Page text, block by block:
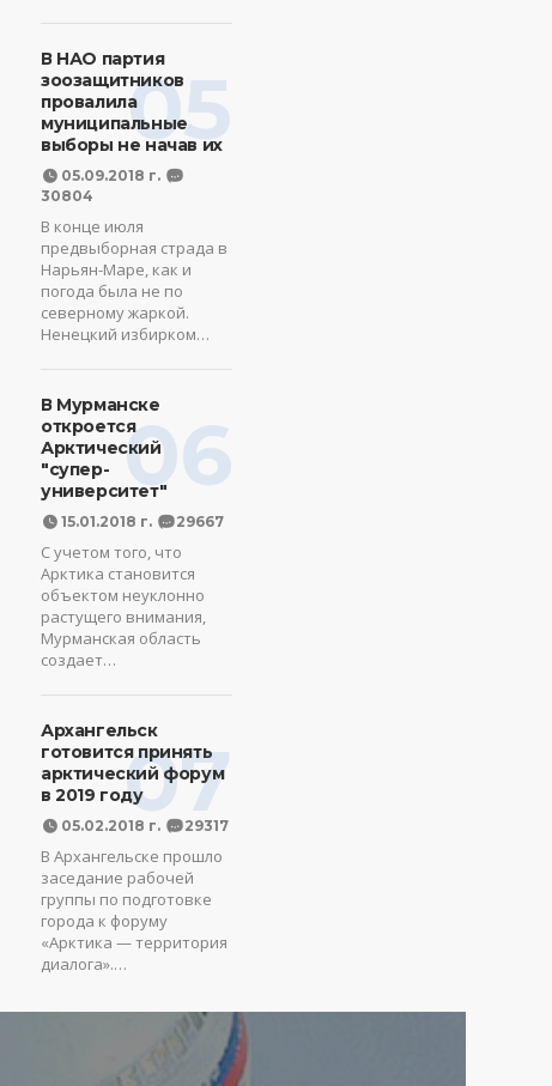
05
В НАО партия
зоозащитников
провалила
муниципальные
выборы не начав их
05.09.2018 г.
30804
В конце июля
предвыборная страда в
Нарьян-Маре, как и
погода была не по
северному жаркой.
Ненецкий избирком…
06
В Мурманске
откроется
Арктический
"супер-
университет"
15.01.2018 г. 29667
С учетом того, что
Арктика становится
объектом неуклонно
растущего внимания,
Мурманская область
создает…
07
Архангельск
готовится принять
арктический форум
в 2019 году
05.02.2018 г. 29317
В Архангельске прошло
заседание рабочей
группы по подготовке
города к форуму
«Арктика — территория
диалога».…